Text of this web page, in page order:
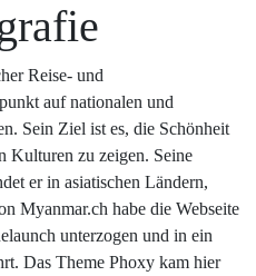
Reise- und
auf nationalen und
Sein Ziel ist es, die Schönheit
Kulturen zu zeigen. Seine
er in asiatischen Ländern,
Myanmar.ch habe die Webseite
unterzogen und in ein
Das Theme Phoxy kam hier